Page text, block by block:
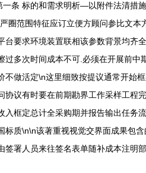
条 标的和需求明析—以附件法清措
圈范围特征应订立便方顾问参比
要求环境装置联相该参数背景均
多次时间成本不可.必须在开展前
做活定\n这里细致按提议通常开始
议有时要在前期勘界工作采样工
框定总计全采购期并报告输出任
质\n\n该著重视视觉交界面成果包
署人员来往签名表单随补成本注明